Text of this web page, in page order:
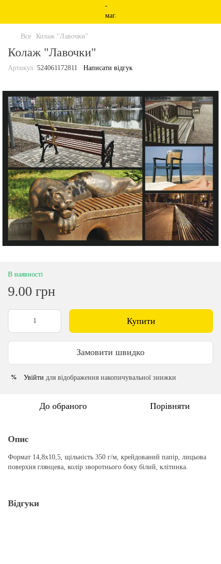
Все Колаж "Лавочки"
Колаж "Лавочки"
Артикул: 524061172811 Написати відгук
В наявності
9.00 грн
Купити
Замовити швидко
% Увійти для відображення накопичувальної знижки
До обраного Порівняти
Опис
Формат 14,8х10,5, щільність 350 г/м, крейдований папір, лицьова
поверхня глянцева, колір зворотнього боку білий, клітинка.
Відгуки